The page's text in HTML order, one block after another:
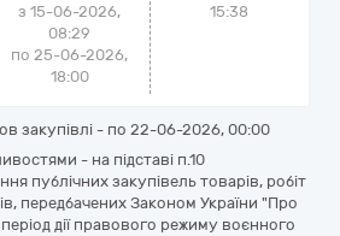
з 15-06-2026,
08:29
по 25-06-2026,
18:00
15:38
закупівлі - по 22-06-2026, 00:00
- на підставі п.10
публічних закупівель товарів, робіт
передбачених Законом України "Про
період дії правового режиму воєнного